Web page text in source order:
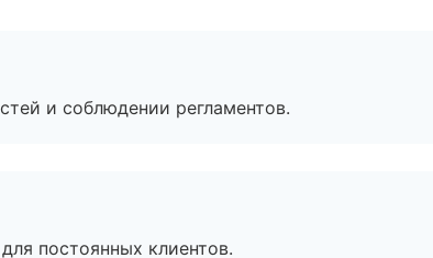
и соблюдении регламентов.
постоянных клиентов.